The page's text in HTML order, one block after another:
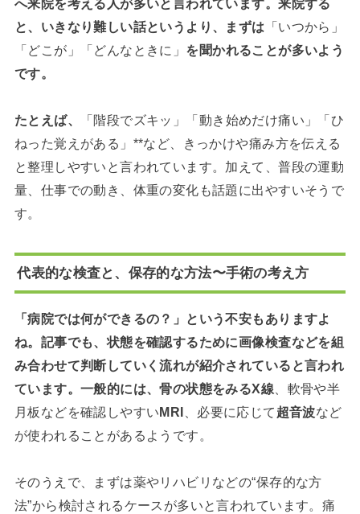
へ来院を考える人が多いと言われています。来院する
と、いきなり難しい話というより、まずは 「いつから」
「どこが」「どんなときに」 を聞かれることが多いよう
です。
たとえば、
「階段でズキッ」「動き始めだけ痛い」「ひ
ねった覚えがある」**など、きっかけや痛み方を伝える
と整理しやすいと言われています。加えて、普段の運動
量、仕事での動き、体重の変化も話題に出やすいそうで
す。
代表的な検査と、保存的な方法〜手術の考え方
「病院では何ができるの？」という不安もありますよ
ね。記事でも、状態を確認するために画像検査などを組
み合わせて判断していく流れが紹介されていると言われ
ています。一般的には、骨の状態をみるX線 、軟骨や半
月板などを確認しやすいMRI 、必要に応じて 超音波など
が使われることがあるようです。
そのうえで、まずは薬やリハビリなどの“保存的な方
法”から検討されるケースが多いと言われています。痛